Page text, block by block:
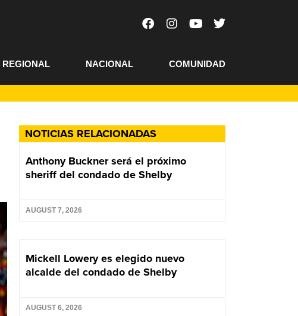
REGIONAL NACIONAL COMUNIDAD
NOTICIAS RELACIONADAS
Anthony Buckner será el próximo
sheriff del condado de Shelby
AUGUST 7, 2026
Mickell Lowery es elegido nuevo
alcalde del condado de Shelby
AUGUST 6, 2026